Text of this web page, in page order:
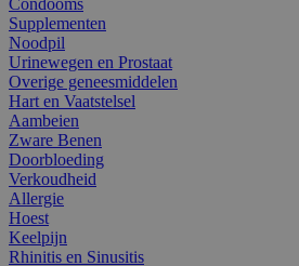
Supplementen
Noodpil
Urinewegen en Prostaat
Overige geneesmiddelen
Hart en Vaatstelsel
Aambeien
Zware Benen
Doorbloeding
Verkoudheid
Allergie
Hoest
Keelpijn
Rhinitis en Sinusitis